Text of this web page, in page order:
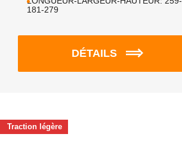
181-279
DÉTAILS
Traction légère